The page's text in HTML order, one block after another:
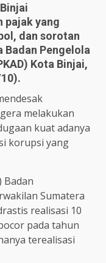
pajak yang
dan sorotan
Badan Pengelola
Kota Binjai,
melakukan
kuat adanya
korupsi yang
Badan
Sumatera
realisasi 10
pada tahun
terealisasi